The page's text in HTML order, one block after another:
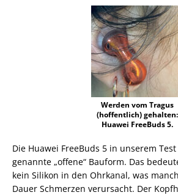
Werden vom Tragus
(hoffentlich) gehalten:
Huawei FreeBuds 5.
Die Huawei FreeBuds 5 in unserem
genannte „offene“ Bauform. Das
kein Silikon in den Ohrkanal, was
Dauer Schmerzen verursacht. Der